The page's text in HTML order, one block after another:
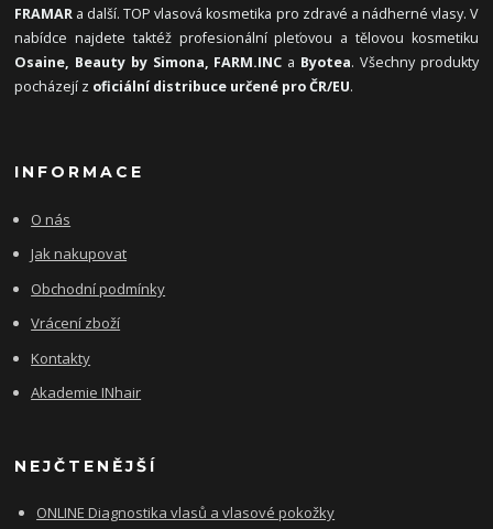
FRAMAR a další. TOP vlasová kosmetika pro zdravé a nádherné vlasy. V
nabídce najdete taktéž profesionální pleťovou a tělovou kosmetiku
Osaine, Beauty by Simona, FARM.INC a Byotea. Všechny produkty
pocházejí z oficiální distribuce určené pro ČR/EU.
INFORMACE
O nás
Jak nakupovat
Obchodní podmínky
Vrácení zboží
Kontakty
Akademie INhair
NEJČTENĚJŠÍ
ONLINE Diagnostika vlasů a vlasové pokožky